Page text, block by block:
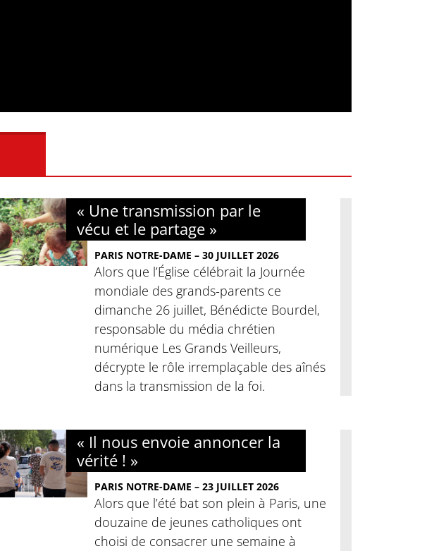
« Une transmission par le
vécu et le partage »
PARIS NOTRE-DAME – 30 JUILLET 2026
Alors que l’Église célébrait la Journée
mondiale des grands-parents ce
dimanche 26 juillet, Bénédicte Bourdel,
responsable du média chrétien
numérique Les Grands Veilleurs,
décrypte le rôle irremplaçable des aînés
dans la transmission de la foi.
« Il nous envoie annoncer la
vérité ! »
PARIS NOTRE-DAME – 23 JUILLET 2026
Alors que l’été bat son plein à Paris, une
douzaine de jeunes catholiques ont
choisi de consacrer une semaine à